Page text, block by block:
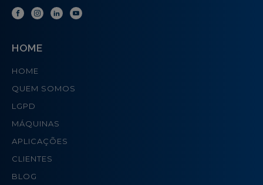
HOME
HOME
QUEM SOMOS
LGPD
MÁQUINAS
APLICAÇÕES
CLIENTES
BLOG